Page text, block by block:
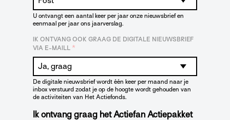
U ontvangt een aantal keer per jaar onze nieuwsbrief en
eenmaal per jaar ons jaarverslag.
IK ONTVANG OOK GRAAG DE DIGITALE NIEUWSBRIEF
VIA E-MAILL *
De digitale nieuwsbrief wordt één keer per maand naar je
inbox verstuurd zodat je op de hoogte wordt gehouden van
de activiteiten van Het Actiefonds.
Ik ontvang graag het Actiefan Actiepakket